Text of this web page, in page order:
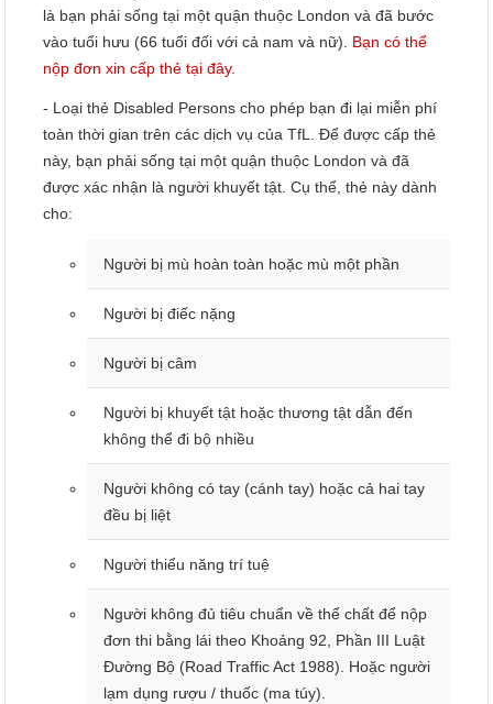
là bạn phải sống tại một quận thuộc London và đã bước
vào tuổi hưu (66 tuổi đối với cả nam và nữ). Bạn có thể
nộp đơn xin cấp thẻ tại đây.
- Loại thẻ Disabled Persons cho phép bạn đi lại miễn phí
toàn thời gian trên các dịch vụ của TfL. Để được cấp thẻ
này, bạn phải sống tại một quận thuộc London và đã
được xác nhận là người khuyết tật. Cụ thể, thẻ này dành
cho:
Người bị mù hoàn toàn hoặc mù một phần
Người bị điếc nặng
Người bị câm
Người bị khuyết tật hoặc thương tật dẫn đến
không thể đi bộ nhiều
Người không có tay (cánh tay) hoặc cả hai tay
đều bị liệt
Người thiểu năng trí tuệ
Người không đủ tiêu chuẩn về thể chất để nộp
đơn thi bằng lái theo Khoảng 92, Phần III Luật
Đường Bộ (Road Traffic Act 1988). Hoặc người
lạm dụng rượu / thuốc (ma túy).